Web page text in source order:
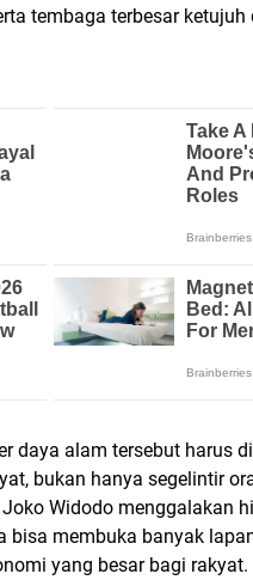
tembaga terbesar ketujuh
daya alam tersebut harus
bukan hanya segelintir
Widodo menggalakan
bisa membuka banyak
yang besar bagi